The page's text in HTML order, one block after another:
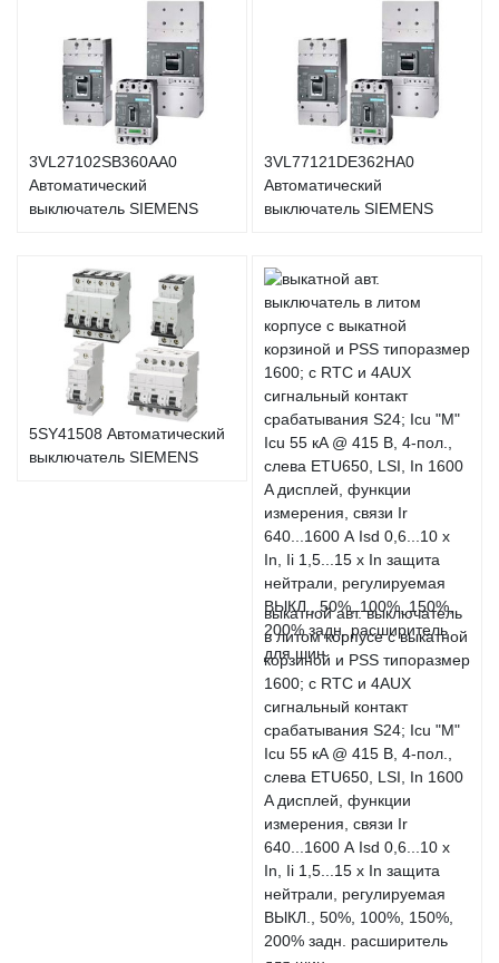
3VL27102SB360AA0
Автоматический
выключатель SIEMENS
3VL77121DE362HA0
Автоматический
выключатель SIEMENS
5SY41508 Автоматический
выключатель SIEMENS
выкатной авт. выключатель
в литом корпусе с выкатной
корзиной и PSS типоразмер
1600; с RTC и 4AUX
сигнальный контакт
срабатывания S24; Icu "M"
Icu 55 кA @ 415 В, 4-пол.,
слева ETU650, LSI, In 1600
A дисплей, функции
измерения, связи Ir
640...1600 А Isd 0,6...10 x
In, Ii 1,5...15 x In защита
нейтрали, регулируемая
ВЫКЛ., 50%, 100%, 150%,
200% задн. расширитель